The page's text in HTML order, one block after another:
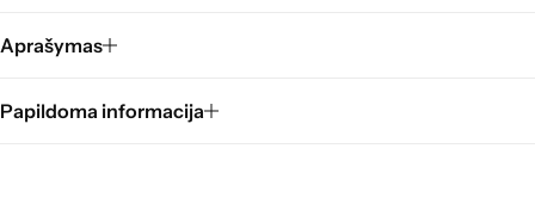
Aprašymas
Papildoma informacija